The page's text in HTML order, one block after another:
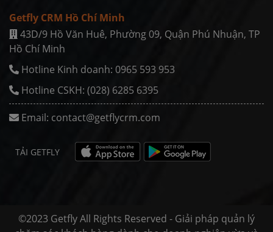
Getfly CRM Hồ Chí Minh
43D/9 Hồ Văn Huê, Phường 09, Quận Phú Nhuận, TP
Hồ Chí Minh
Hotline Kinh doanh: 0965 593 953
Hotline CSKH: (028) 6285 6395
Email: contact@getflycrm.com
TẢI GETFLY
©2023 Getfly All Rights Reserved - Giải pháp quản lý